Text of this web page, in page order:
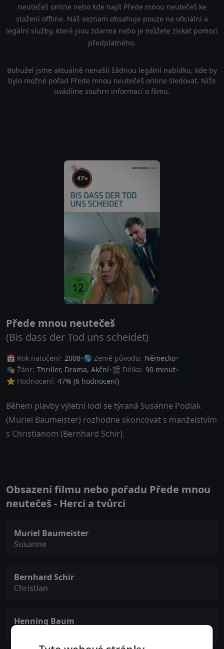
neutečeš online nebo kde najít Přede mnou neutečeš ke
stažení offline. Náš seznam obsahuje pouze na oficiální a
legální služby, které jsou zdarma nebo je můžete získat pomocí
předplatného.
Bohužel jsme aktuálně nenašli žádnou legální nabídku, kde by
bylo možné pořad Přede mnou neutečeš online sledovat. Níže
uvádíme souhrn informací o filmu.
47%
Přede mnou neutečeš
(Bis dass der Tod uns scheidet)
📅 Rok natočení: 2008 🌎 Země původu: Německo
🎭 Žánr: Thriller, Drama, Akční 🎬 Délka: 90 minut
⭐ Hodnocení: 47% (6 hodnocení)
Během plavby výletní lodí se týraná Susanne Podiak
(Muriel Baumeister) rozhodne skoncovat s manželstvím
s Christianom (Bernhard Schir).
Obsazení filmu nebo pořadu Přede mnou
neutečeš - Herci a tvůrci
Muriel Baumeister
Susanne
Bernhard Schir
Christian
Henning Baum